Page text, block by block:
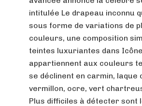
intitulée Le drapeau inconnu
sous forme de variations de
couleurs, une composition
teintes luxuriantes dans
appartiennent aux couleurs
se déclinent en carmin, laque
vermillon, ocre, vert
Plus difficiles à détecter sont